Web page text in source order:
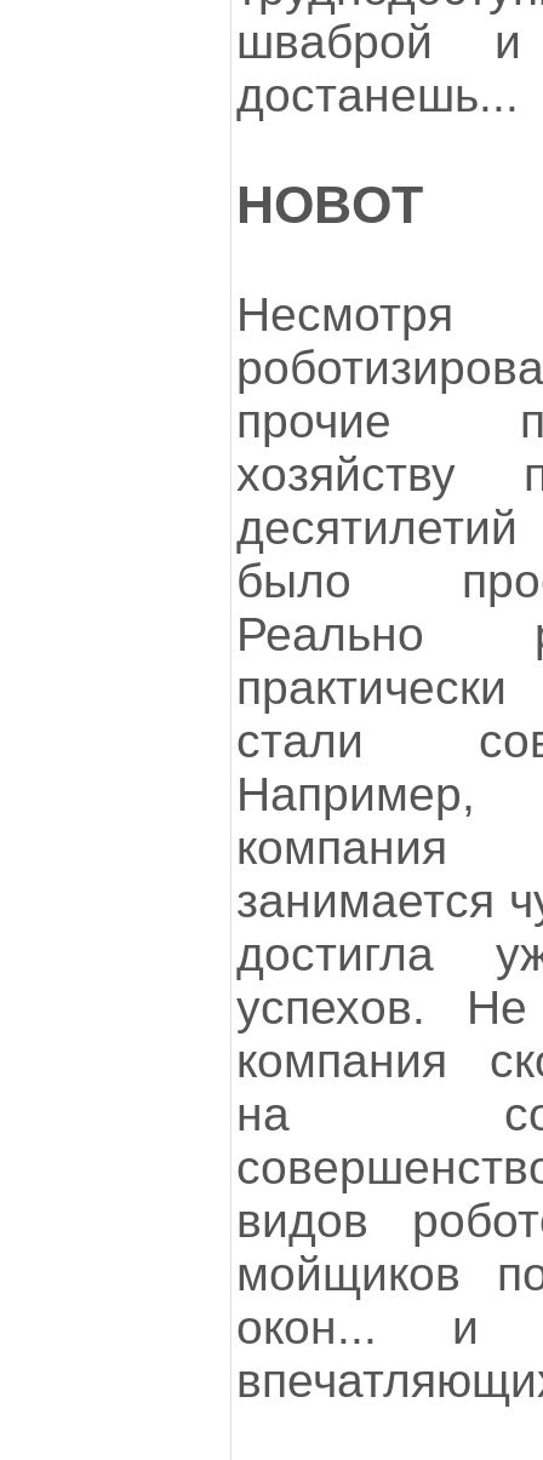
шваброй
достанешь...
HOBOT
прочие
хозяйству
было
Реально
стали
занимается
достигла
успехов.
компания
на
видов
мойщиков
окон... и